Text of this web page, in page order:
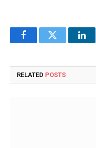
FacebookTwitter
RELATED POSTS